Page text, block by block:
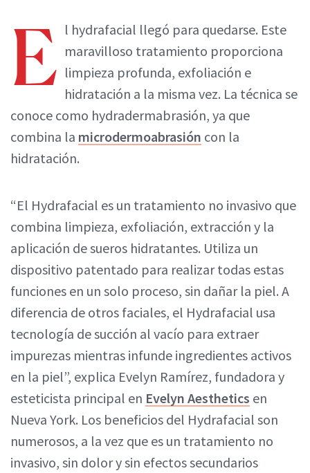
E l hydrafacial llegó para quedarse. Este
maravilloso tratamiento proporciona
limpieza profunda, exfoliación e
hidratación a la misma vez. La técnica se
conoce como hydradermabrasión, ya que
combina la microdermoabrasión con la
hidratación.
“El Hydrafacial es un tratamiento no invasivo que
combina limpieza, exfoliación, extracción y la
aplicación de sueros hidratantes. Utiliza un
dispositivo patentado para realizar todas estas
funciones en un solo proceso, sin dañar la piel. A
diferencia de otros faciales, el Hydrafacial usa
tecnología de succión al vacío para extraer
impurezas mientras infunde ingredientes activos
en la piel”, explica Evelyn Ramírez, fundadora y
esteticista principal en Evelyn Aesthetics en
Nueva York. Los beneficios del Hydrafacial son
numerosos, a la vez que es un tratamiento no
invasivo, sin dolor y sin efectos secundarios